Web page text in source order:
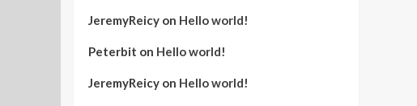
JeremyReicyon Hello world!
Peterbit on Hello world!
JeremyReicyon Hello world!